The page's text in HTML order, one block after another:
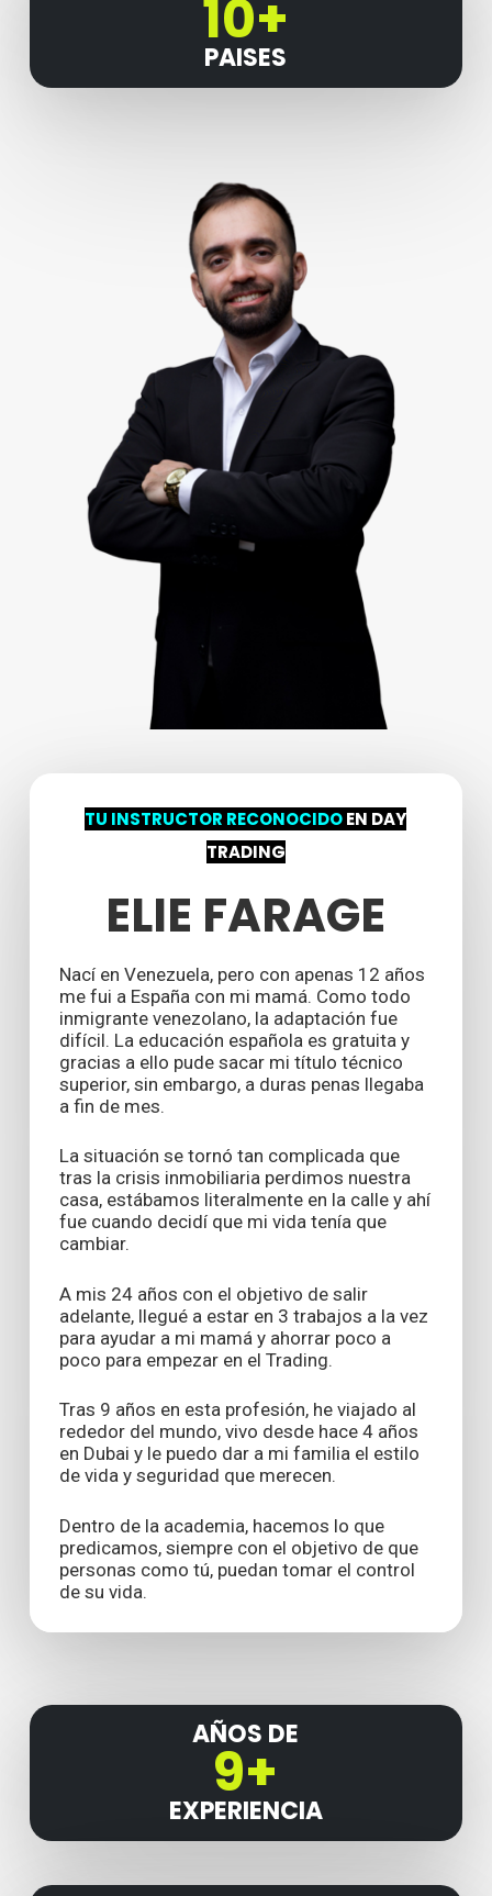
10+
PAISES
TU INSTRUCTOR RECONOCIDOEN DAY
TRADING
ELIE FARAGE
Nací en Venezuela, pero con apenas 12 años
me fui a España con mi mamá. Como todo
inmigrante venezolano, la adaptación fue
difícil. La educación española es gratuita y
gracias a ello pude sacar mi título técnico
superior, sin embargo, a duras penas llegaba
a fin de mes.
La situación se tornó tan complicada que
tras la crisis inmobiliaria perdimos nuestra
casa, estábamos literalmente en la calle y ahí
fue cuando decidí que mi vida tenía que
cambiar.
A mis 24 años con el objetivo de salir
adelante, llegué a estar en 3 trabajos a la vez
para ayudar a mi mamá y ahorrar poco a
poco para empezar en el Trading.
Tras 9 años en esta profesión, he viajado al
rededor del mundo, vivo desde hace 4 años
en Dubai y le puedo dar a mi familia el estilo
de vida y seguridad que merecen.
Dentro de la academia, hacemos lo que
predicamos, siempre con el objetivo de que
personas como tú, puedan tomar el control
de su vida.
AÑOS DE
9+
EXPERIENCIA